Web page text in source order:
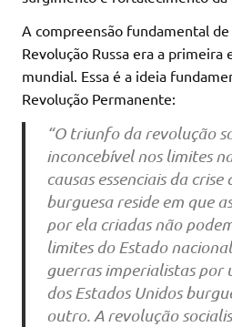
A compreensão fundamental
Revolução Russa era a primeira
mundial. Essa é a ideia
Revolução Permanente:
“O triunfo da revolução
inconcebível nos limites
causas essenciais da crise
burguesa reside em que
por ela criadas não
limites do Estado
guerras imperialistas por
dos Estados Unidos
outro. A revolução